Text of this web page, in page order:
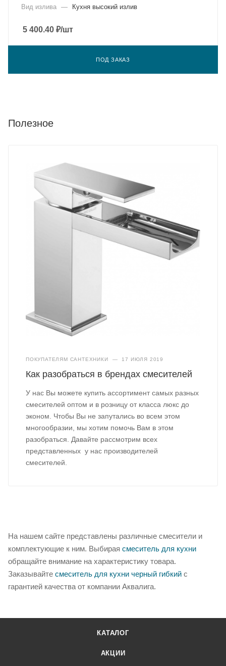
Вид излива — Кухня высокий излив
5 400.40 ₽/шт
ПОД ЗАКАЗ
Полезное
ПОКУПАТЕЛЯМ САНТЕХНИКИ — 17 ИЮЛЯ 2019
Как разобраться в брендах смесителей
У нас Вы можете купить ассортимент самых разных
смесителей оптом и в розницу от класса люкс до
эконом. Чтобы Вы не запутались во всем этом
многообразии, мы хотим помочь Вам в этом
разобраться. Давайте рассмотрим всех
представленных у нас производителей
смесителей.
На нашем сайте представлены различные смесители и
комплектующие к ним. Выбирая смеситель для кухни
обращайте внимание на характеристику товара.
Заказывайте смеситель для кухни черный гибкий с
гарантией качества от компании Аквалига.
КАТАЛОГ
АКЦИИ